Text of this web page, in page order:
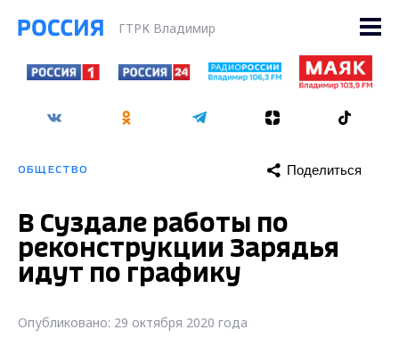
ГТРК Владимир
ОБЩЕСТВО Поделиться
В Суздале работы по
реконструкции Зарядья
идут по графику
Опубликовано: 29 октября 2020 года